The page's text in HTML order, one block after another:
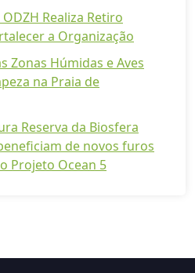
Realiza Retiro
a Organização
Zonas Húmidas e Aves
na Praia de
Reserva da Biosfera
de novos furos
Projeto Ocean 5